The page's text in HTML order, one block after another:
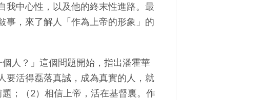
我中心性，以及他的終末性進路。最
事，來了解人「作為上帝的形象」的
人？」這個問題開始，指出潘霍華
要活得磊落真誠，成為真實的人，就
；（2）相信上帝，活在基督裏。作